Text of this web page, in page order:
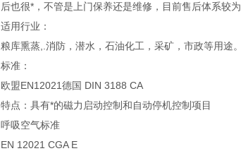
后也很*，不管是上门保养还是维修，目前售后体系较
适用行业：
粮库熏蒸,.消防，潜水，石油化工，采矿，市政等用途。
标准：
欧盟EN12021德国 DIN 3188 CA
特点：具有*的磁力启动控制和自动停机控制项目
呼吸空气标准
EN 12021 CGA E